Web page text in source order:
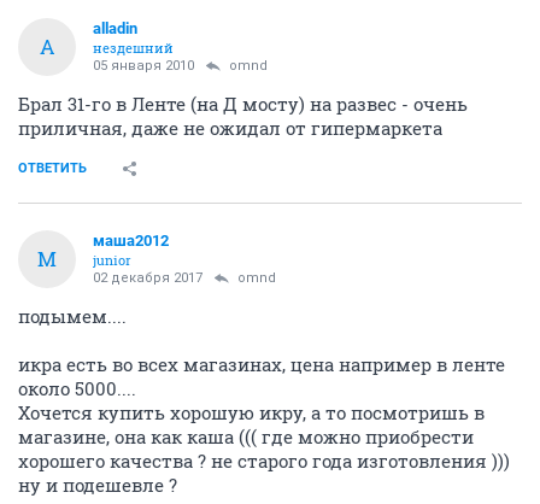
A
alladin
нездешний
05 января 2010 omnd
Брал 31-го в Ленте (на Д мосту) на развес - очень
приличная, даже не ожидал от гипермаркета
ОТВЕТИТЬ
М
маша2012
junior
02 декабря 2017 omnd
подымем....
икра есть во всех магазинах, цена например в ленте
около 5000....
Хочется купить хорошую икру, а то посмотришь в
магазине, она как каша ((( где можно приобрести
хорошего качества ? не старого года изготовления )))
ну и подешевле ?